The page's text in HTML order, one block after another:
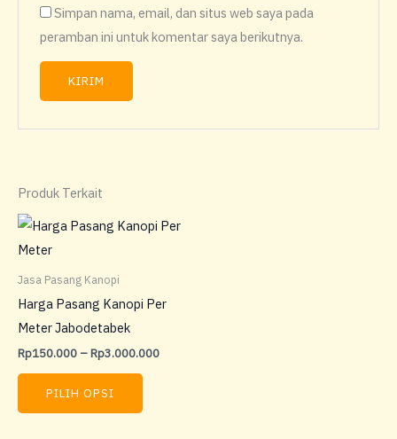
Simpan nama, email, dan situs web saya pada
peramban ini untuk komentar saya berikutnya.
Produk Terkait
Jasa Pasang Kanopi
Harga Pasang Kanopi Per
Meter Jabodetabek
Rp150.000 –Rp3.000.000
Rentang
harga:
PILIH OPSI
Produk
beberapa
Pilihan
diambil